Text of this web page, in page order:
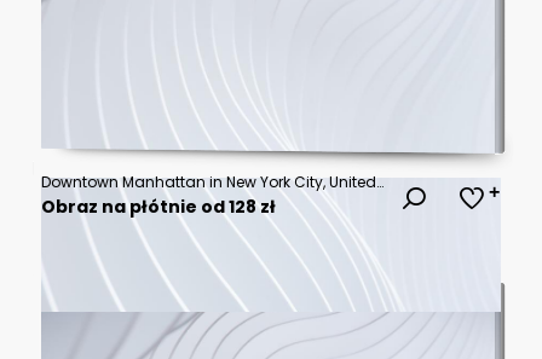
Downtown Manhattan in New York City, United States of America.
Obraz na płótnie od 128 zł